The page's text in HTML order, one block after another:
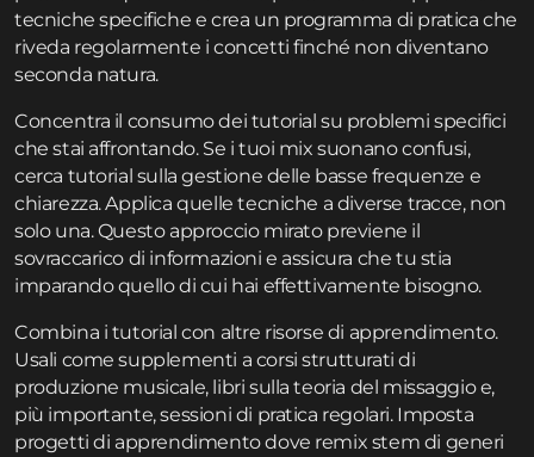
tecniche specifiche e crea un programma di pratica che
riveda regolarmente i concetti finché non diventano
seconda natura.
Concentra il consumo dei tutorial su problemi specifici
che stai affrontando. Se i tuoi mix suonano confusi,
cerca tutorial sulla gestione delle basse frequenze e
chiarezza. Applica quelle tecniche a diverse tracce, non
solo una. Questo approccio mirato previene il
sovraccarico di informazioni e assicura che tu stia
imparando quello di cui hai effettivamente bisogno.
Combina i tutorial con altre risorse di apprendimento.
Usali come supplementi a corsi strutturati di
produzione musicale, libri sulla teoria del missaggio e,
più importante, sessioni di pratica regolari. Imposta
progetti di apprendimento dove remix stem di generi